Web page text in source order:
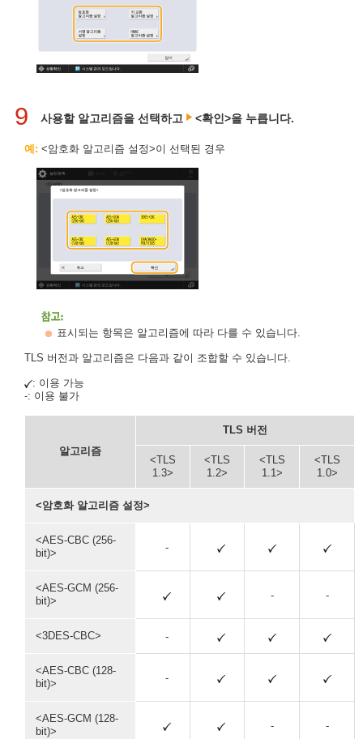
9 사용할 알고리즘을 선택하고 <확인>을 누릅니다.
예: <암호화 알고리즘 설정>이 선택된 경우
표시되는 항목은 알고리즘에 따라 다를 수 있습니다.
TLS 버전과 알고리즘은 다음과 같이 조합할 수 있습니다.
: 이용 가능
-: 이용 불가
알고리즘
TLS 버전
<TLS
1.3>
<TLS
1.2>
<TLS
1.1>
<TLS
1.0>
<암호화 알고리즘 설정>
<AES-CBC (256-
bit)>
-
<AES-GCM (256-
bit)>
- -
<3DES-CBC> -
<AES-CBC (128-
bit)>
-
<AES-GCM (128-
bit)>
- -